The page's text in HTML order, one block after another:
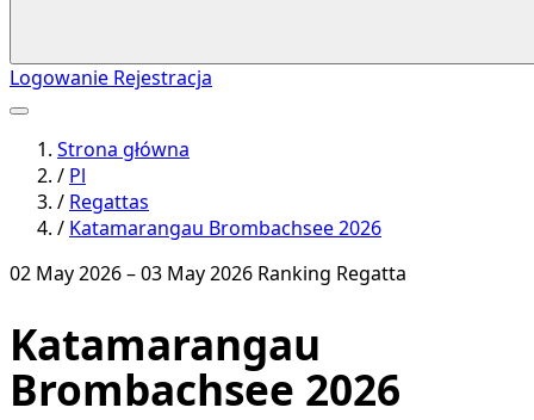
Logowanie Rejestracja
Strona główna
/ Pl
/ Regattas
/ Katamarangau Brombachsee 2026
02 May 2026 – 03 May 2026 Ranking Regatta
Katamarangau
Brombachsee 2026